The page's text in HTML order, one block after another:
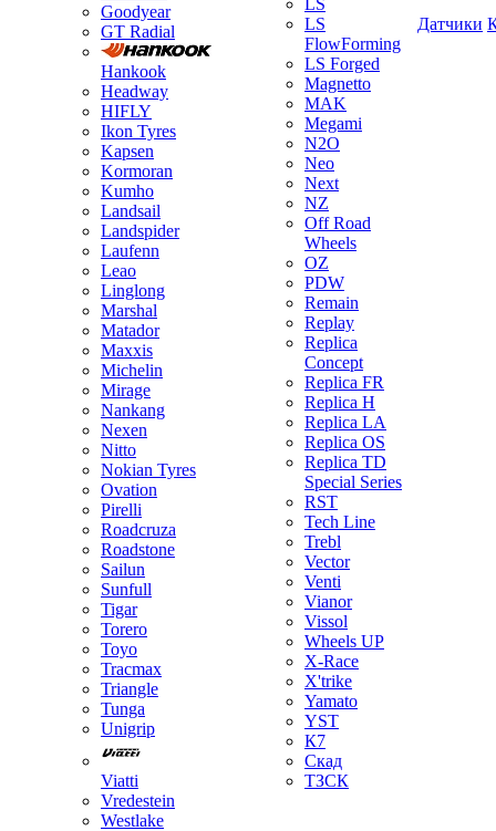
Goodyear
GT Radial
Hankook
Headway
HIFLY
Ikon Tyres
Kapsen
Kormoran
Kumho
Landsail
Landspider
Laufenn
Leao
Linglong
Marshal
Matador
Maxxis
Michelin
Mirage
Nankang
Nexen
Nitto
Nokian Tyres
Ovation
Pirelli
Roadcruza
Roadstone
Sailun
Sunfull
Tigar
Torero
Toyo
Tracmax
Triangle
Tunga
Unigrip
Viatti
Vredestein
Westlake
LS
LS
FlowForming
LS Forged
Magnetto
MAK
Megami
N2O
Neo
Next
NZ
Off Road
Wheels
OZ
PDW
Remain
Replay
Replica
Concept
Replica FR
Replica H
Replica LA
Replica OS
Replica TD
Special Series
RST
Tech Line
Trebl
Vector
Venti
Vianor
Vissol
Wheels UP
X-Race
X'trike
Yamato
YST
К7
Скад
ТЗСК
Датчики